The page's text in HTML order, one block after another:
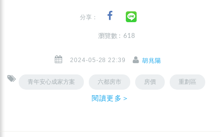
分享：
瀏覽數 : 618
2024-05-28 22:39 胡兆陽
青年安心成家方案 六都房市 房價 重劃區
閱讀更多＞